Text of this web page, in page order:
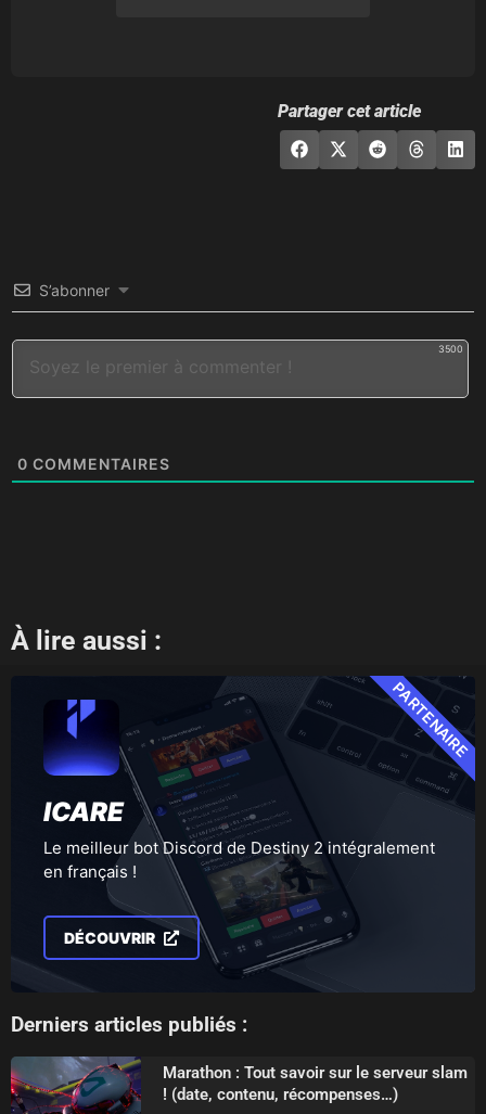
Partager cet article
S’abonner
3500
0 COMMENTAIRES
À lire aussi :
ICARE
Le meilleur bot Discord de Destiny 2 intégralement
en français !
DÉCOUVRIR
PARTENAIRE
Derniers articles publiés :
Marathon : Tout savoir sur le serveur slam
! (date, contenu, récompenses…)